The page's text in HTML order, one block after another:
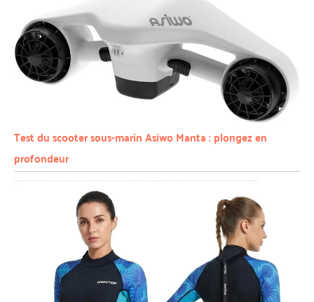
Test du scooter sous-marin Asiwo Manta : plongez en
profondeur